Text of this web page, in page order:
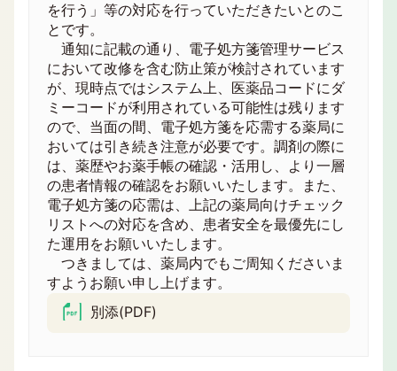
を行う」等の対応を行っていただきたいとのこ
とです。
通知に記載の通り、電子処方箋管理サービス
において改修を含む防止策が検討されています
が、現時点ではシステム上、医薬品コードにダ
ミーコードが利用されている可能性は残ります
ので、当面の間、電子処方箋を応需する薬局に
おいては引き続き注意が必要です。調剤の際に
は、薬歴やお薬手帳の確認・活用し、より一層
の患者情報の確認をお願いいたします。また、
電子処方箋の応需は、上記の薬局向けチェック
リストへの対応を含め、患者安全を最優先にし
た運用をお願いいたします。
つきましては、薬局内でもご周知くださいま
すようお願い申し上げます。
別添(PDF)